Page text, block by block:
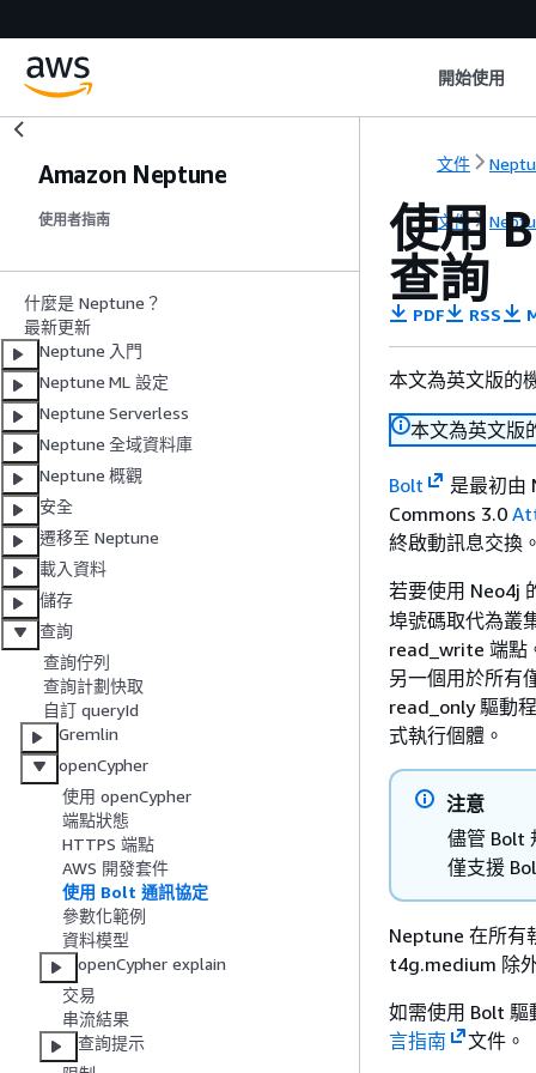
開始使用
Amazon Neptune
使用者指南
什麼是 Neptune？
最新更新
Neptune 入門
Neptune ML 設定
Neptune Serverless
Neptune 全域資料庫
Neptune 概觀
安全
遷移至 Neptune
載入資料
儲存
查詢
查詢佇列
查詢計劃快取
自訂 queryId
Gremlin
openCypher
使用 openCypher
端點狀態
HTTPS 端點
AWS 開發套件
使用 Bolt 通訊協定
參數化範例
資料模型
openCypher explain
交易
串流結果
查詢提示
文件
文件
使用
查詢
PDF RSS
本文為英文版的
本文為英文版
Bolt
是最初由
Commons 3.0
終啟動訊息交換
若要使用 Neo4j
埠號碼取代為叢
read_write 端點
另一個用於所有
read_only 驅動
式執行個體。
注意
儘管 Bolt
僅支援
Neptune 在所有
t4g.medium 除
如需使用 Bolt
言指南
文件。